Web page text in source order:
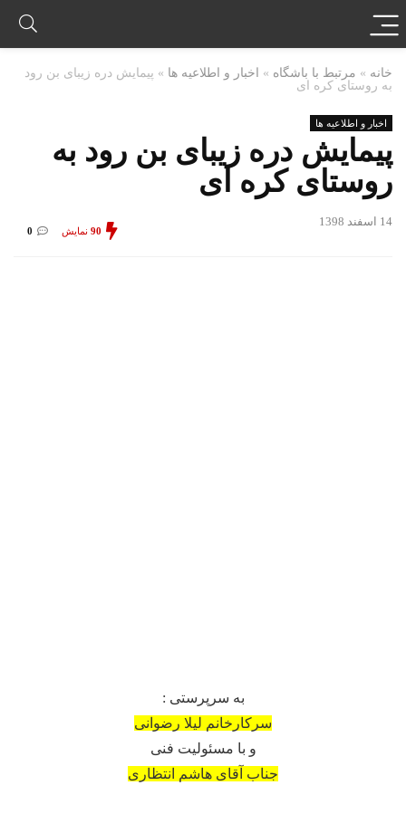
خانه » مرتبط با باشگاه » اخبار و اطلاعیه ها » پیمایش دره زیبای بن رود
به روستای کره ای
اخبار و اطلاعیه ها
پیمایش دره زیبای بن رود به
روستای کره ای
14 اسفند 1398
90 نمایش 0
به سرپرستی :
سرکارخانم لیلا رضوانی
و با مسئولیت فنی
جناب آقای هاشم انتظاری